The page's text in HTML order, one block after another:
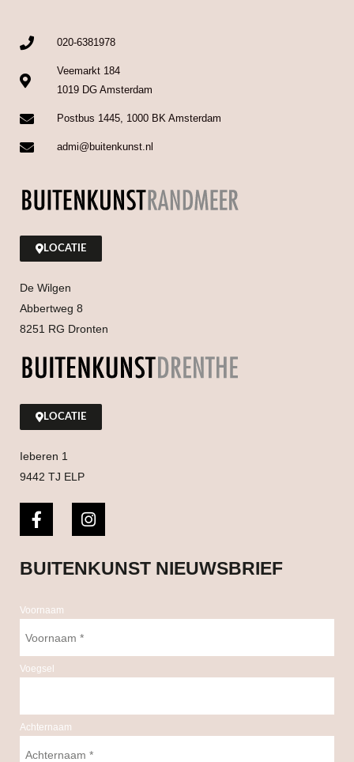
020-6381978
Veemarkt 184
1019 DG Amsterdam
Postbus 1445, 1000 BK Amsterdam
admi@buitenkunst.nl
LOCATIE
De Wilgen
Abbertweg 8
8251 RG Dronten
LOCATIE
Ieberen 1
9442 TJ ELP
BUITENKUNST NIEUWSBRIEF
Voornaam
Voegsel
Achternaam